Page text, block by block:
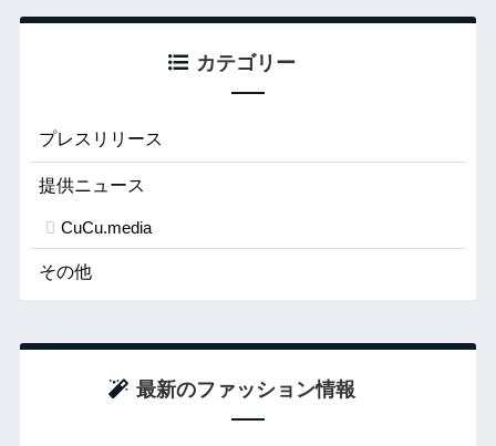
カテゴリー
プレスリリース
提供ニュース
CuCu.media
その他
最新のファッション情報